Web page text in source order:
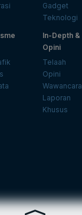
Gadget
Teknologi
In-Depth &
Opini
Telaah
Opini
Wawancara
Laporan
Khusus